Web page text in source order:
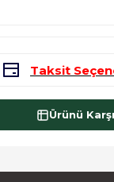
Taksit
Ürünü